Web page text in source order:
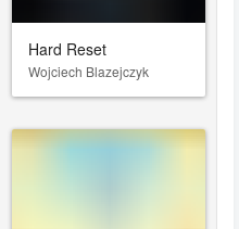
Hard Reset
Wojciech Blazejczyk